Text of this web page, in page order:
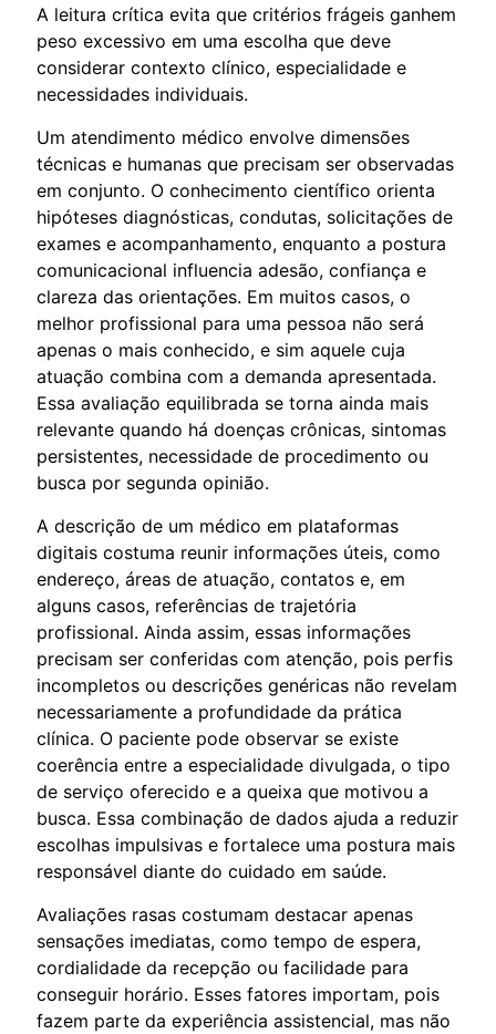
A leitura crítica evita que critérios frágeis ganhem
peso excessivo em uma escolha que deve
considerar contexto clínico, especialidade e
necessidades individuais.
Um atendimento médico envolve dimensões
técnicas e humanas que precisam ser observadas
em conjunto. O conhecimento científico orienta
hipóteses diagnósticas, condutas, solicitações de
exames e acompanhamento, enquanto a postura
comunicacional influencia adesão, confiança e
clareza das orientações. Em muitos casos, o
melhor profissional para uma pessoa não será
apenas o mais conhecido, e sim aquele cuja
atuação combina com a demanda apresentada.
Essa avaliação equilibrada se torna ainda mais
relevante quando há doenças crônicas, sintomas
persistentes, necessidade de procedimento ou
busca por segunda opinião.
A descrição de um médico em plataformas
digitais costuma reunir informações úteis, como
endereço, áreas de atuação, contatos e, em
alguns casos, referências de trajetória
profissional. Ainda assim, essas informações
precisam ser conferidas com atenção, pois perfis
incompletos ou descrições genéricas não revelam
necessariamente a profundidade da prática
clínica. O paciente pode observar se existe
coerência entre a especialidade divulgada, o tipo
de serviço oferecido e a queixa que motivou a
busca. Essa combinação de dados ajuda a reduzir
escolhas impulsivas e fortalece uma postura mais
responsável diante do cuidado em saúde.
Avaliações rasas costumam destacar apenas
sensações imediatas, como tempo de espera,
cordialidade da recepção ou facilidade para
conseguir horário. Esses fatores importam, pois
fazem parte da experiência assistencial, mas não